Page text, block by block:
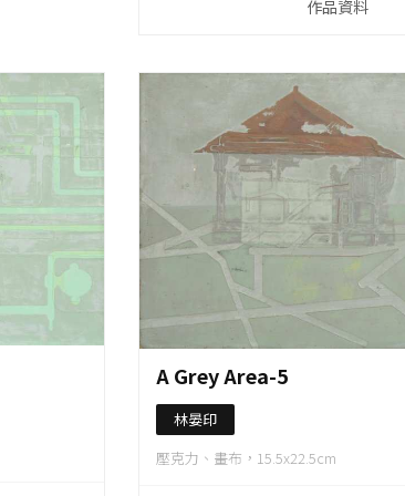
作品資料
A Grey Area-5
林晏印
壓克力、畫布，15.5x22.5cm